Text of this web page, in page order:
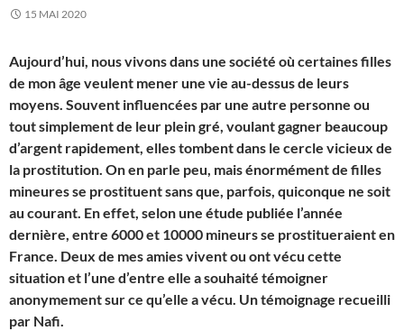
15 MAI 2020
Aujourd’hui, nous vivons dans une société où certaines filles
de mon âge veulent mener une vie au-dessus de leurs
moyens. Souvent influencées par une autre personne ou
tout simplement de leur plein gré, voulant gagner beaucoup
d’argent rapidement, elles tombent dans le cercle vicieux de
la prostitution. On en parle peu, mais énormément de filles
mineures se prostituent sans que, parfois, quiconque ne soit
au courant. En effet, selon une étude publiée l’année
dernière, entre 6000 et 10000 mineurs se prostitueraient en
France. Deux de mes amies vivent ou ont vécu cette
situation et l’une d’entre elle a souhaité témoigner
anonymement sur ce qu’elle a vécu. Un témoignage recueilli
par Nafi.